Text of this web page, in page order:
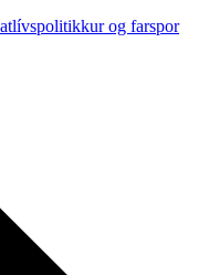
og farspor